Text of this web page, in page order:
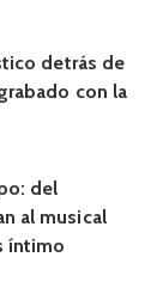
detrás de
con la
del
al musical
íntimo